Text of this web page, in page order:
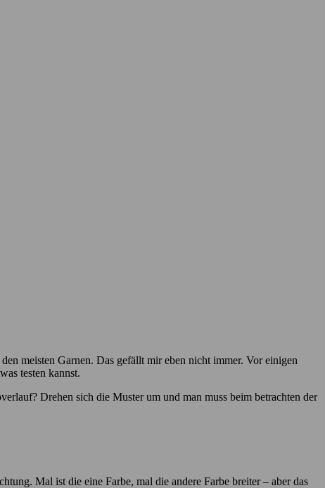
meisten Garnen. Das gefällt mir eben nicht immer. Vor einigen
testen kannst.
Drehen sich die Muster um und man muss beim betrachten der
Mal ist die eine Farbe, mal die andere Farbe breiter – aber das